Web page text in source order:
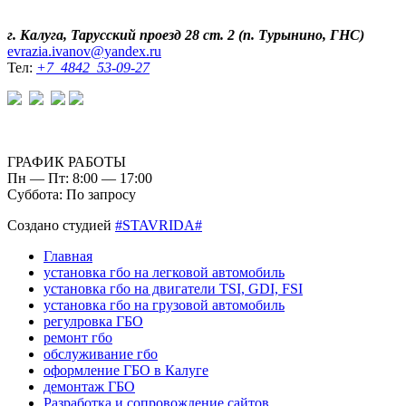
г. Калуга, Тарусский проезд 28 ст. 2 (п. Турынино, ГНС)
evrazia.ivanov@yandex.ru
Тел: +7 4842 53-09-27
ГРАФИК РАБОТЫ
Пн — Пт: 8:00 — 17:00
Суббота: По запросу
Создано студией #STAVRIDA#
Главная
установка гбо на легковой автомобиль
установка гбо на двигатели TSI, GDI, FSI
установка гбо на грузовой автомобиль
регулровка ГБО
ремонт гбо
обслуживание гбо
оформление ГБО в Калуге
демонтаж ГБО
Разработка и сопровождение сайтов